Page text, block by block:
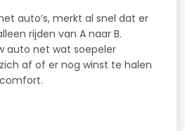
auto’s, merkt al snel dat er
rijden van A naar B.
auto net wat soepeler
af of er nog winst te halen